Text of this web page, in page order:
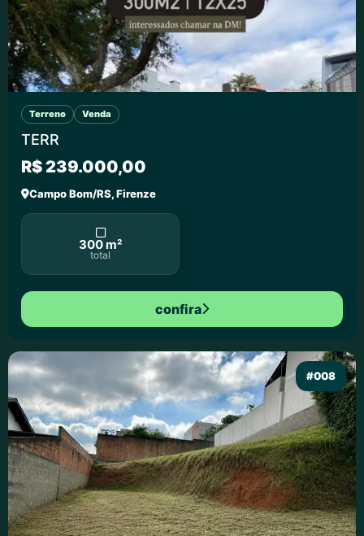
Terreno Venda
TERR
R$ 239.000,00
Campo Bom/RS, Firenze
300 m²
total
confira
#008